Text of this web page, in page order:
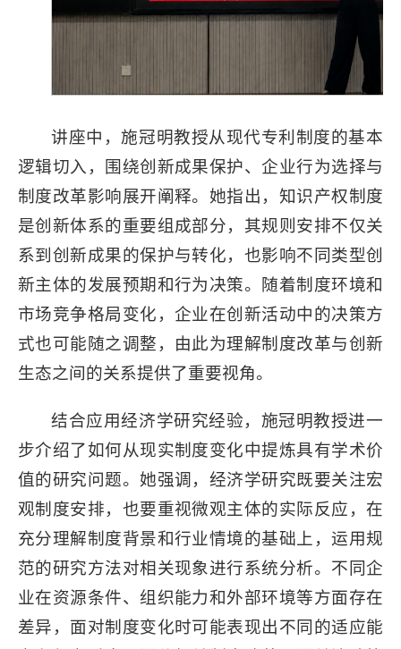
讲座中，施冠明教授从现代专利制度的基本
逻辑切入，围绕创新成果保护、企业行为选择与
制度改革影响展开阐释。她指出，知识产权制度
是创新体系的重要组成部分，其规则安排不仅关
系到创新成果的保护与转化，也影响不同类型创
新主体的发展预期和行为决策。随着制度环境和
市场竞争格局变化，企业在创新活动中的决策方
式也可能随之调整，由此为理解制度改革与创新
生态之间的关系提供了重要视角。
结合应用经济学研究经验，施冠明教授进一
步介绍了如何从现实制度变化中提炼具有学术价
值的研究问题。她强调，经济学研究既要关注宏
观制度安排，也要重视微观主体的实际反应，在
充分理解制度背景和行业情境的基础上，运用规
范的研究方法对相关现象进行系统分析。不同企
业在资源条件、组织能力和外部环境等方面存在
差异，面对制度变化时可能表现出不同的适应能